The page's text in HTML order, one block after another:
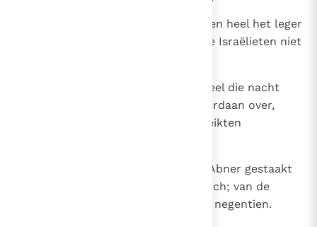
Toen liet Joab de bazuin blazen en heel het leger
maakte halt; het achtervolgde de Israëlieten niet
Abner en zijn mannen trokken heel die nacht
lang door de Araba, staken de Jordaan over,
volgden het gehele ravijn en bereikten
Toen Joab de achtervolging van Abner gestaakt
had, verzamelde heel het leger zich; van de
dienaren van David ontbraken er negentien.